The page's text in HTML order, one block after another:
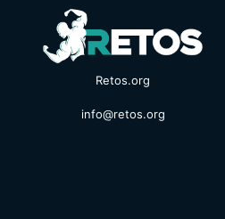
Retos.org
info@retos.org